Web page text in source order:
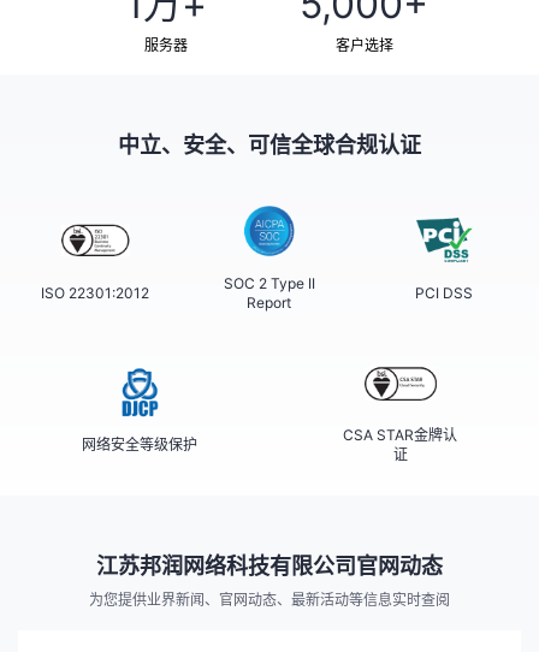
服务器 客户选择
中立、安全、可信全球合规认证
ISO 22301:2012
SOC 2 Type II
Report
PCI DSS
网络安全等级保护
CSA STAR金牌认
证
江苏邦润网络科技有限公司官网动态
为您提供业界新闻、官网动态、最新活动等信息实时查阅